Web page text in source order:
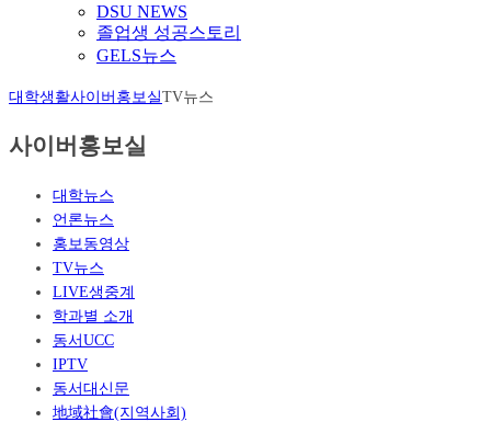
DSU NEWS
졸업생 성공스토리
GELS뉴스
대학생활사이버홍보실TV뉴스
사이버홍보실
대학뉴스
언론뉴스
홍보동영상
TV뉴스
LIVE생중계
학과별 소개
동서UCC
IPTV
동서대신문
地域社會(지역사회)